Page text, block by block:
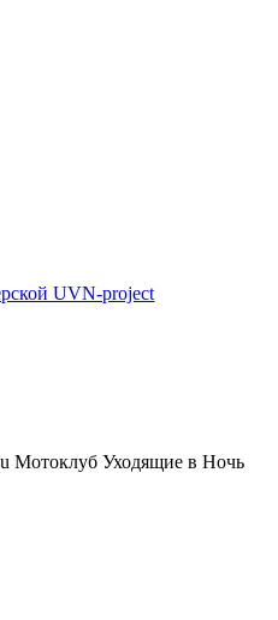
UVN-project
Мотоклуб Уходящие в Ночь